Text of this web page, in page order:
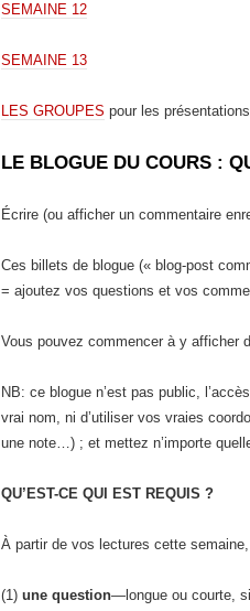
SEMAINE 12
SEMAINE 13
LES GROUPES pour les
LE BLOGUE DU COURS :
Écrire (ou afficher un commentaire
Ces billets de blogue (« blog-post
= ajoutez vos questions et vos
Vous pouvez commencer à y afficher
NB: ce blogue n’est pas public,
vrai nom, ni d’utiliser vos vraies
une note…) ; et mettez n’importe
QU’EST-CE QUI EST REQUIS ?
À partir de vos lectures cette
(1) une question—longue ou courte,